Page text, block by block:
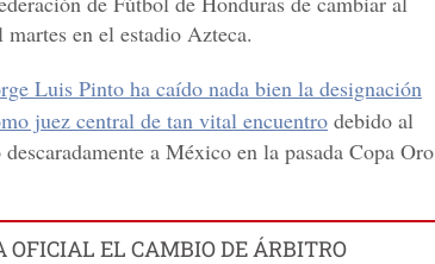
en el estadio Azteca.
Luis Pinto ha caído nada bien la designación
juez central de tan vital encuentro debido al
a México en la pasada Copa Oro
EL CAMBIO DE ÁRBITRO